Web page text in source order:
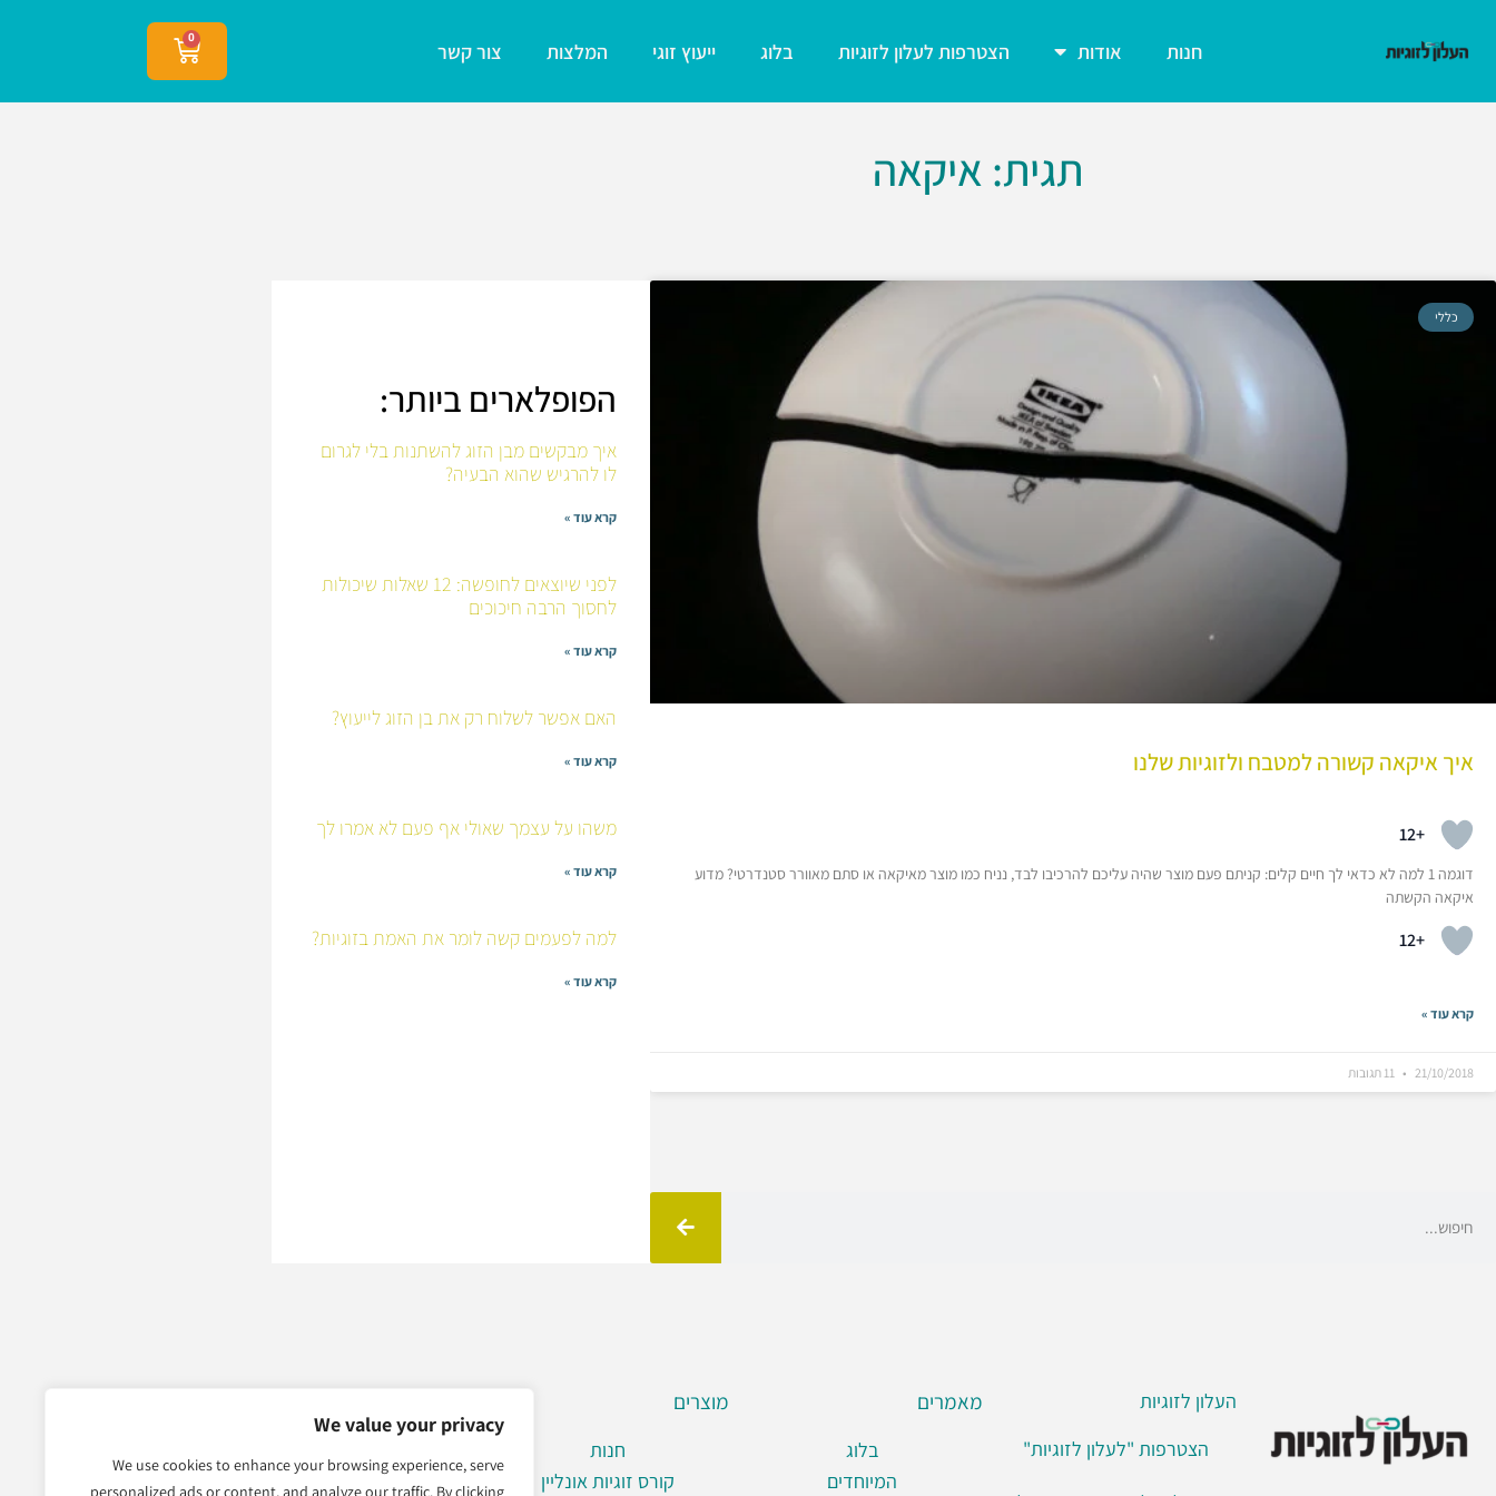
We value your privacy
We use cookies to enhance your browsing experience, serve
personalized ads or content, and analyze our traffic. By clicking
חנות אודות הצטרפות לעלון לזוגיות בלוג ייעוץ זוגי המלצות צור קשר
0
תגית: איקאה
כללי
איך איקאה קשורה למטבח ולזוגיות שלנו
+12
דוגמה 1 למה לא כדאי לך חיים קלים: קניתם פעם מוצר שהיה עליכם להרכיבו לבד, נניח כמו מוצר מאיקאה או סתם מאוורר סטנדרטי? מדוע
איקאה הקשתה
+12
קרא עוד »
21/10/2018
הפופלארים ביותר:
איך מבקשים מבן הזוג להשתנות בלי לגרום
לו להרגיש שהוא הבעיה?
קרא עוד »
לפני שיוצאים לחופשה: 12 שאלות שיכולות
לחסוך הרבה חיכוכים
קרא עוד »
האם אפשר לשלוח רק את בן הזוג לייעוץ?
קרא עוד »
משהו על עצמך שאולי אף פעם לא אמרו לך
קרא עוד »
למה לפעמים קשה לומר את האמת בזוגיות?
קרא עוד »
העלון לזוגיות
הצטרפות "לעלון לזוגיות"
מאמרים
בלוג
המיוחדים
מוצרים
חנות
קורס זוגיות אונליין
המלצות